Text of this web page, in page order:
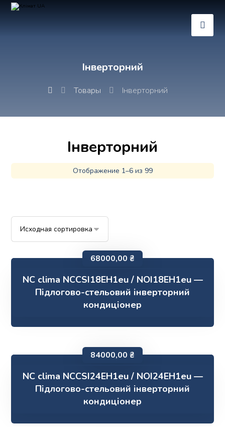
Інверторний
Товары Інверторний
Інверторний
Отображение 1–6 из 99
NC clima NCCSI18EH1eu / NOI18EH1eu —
Підлогово-стельовий інверторний
кондиціонер
68000,00 ₴
NC clima NCCSI24EH1eu / NOI24EH1eu —
Підлогово-стельовий інверторний
кондиціонер
84000,00 ₴